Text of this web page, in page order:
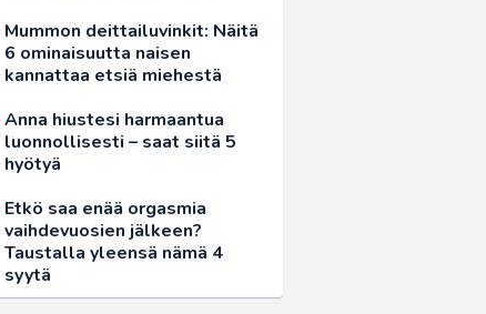
Mummon deittailuvinkit: Näitä
6 ominaisuutta naisen
kannattaa etsiä miehestä
Anna hiustesi harmaantua
luonnollisesti – saat siitä 5
hyötyä
Etkö saa enää orgasmia
vaihdevuosien jälkeen?
Taustalla yleensä nämä 4
syytä